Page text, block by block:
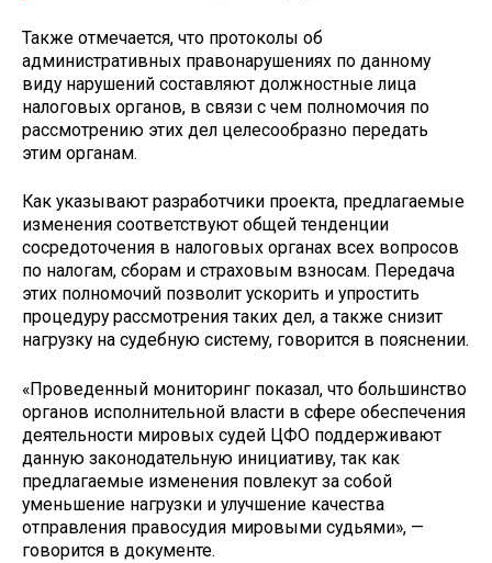
Также отмечается, что протоколы об
административных правонарушениях по данному
виду нарушений составляют должностные лица
налоговых органов, в связи с чем полномочия по
рассмотрению этих дел целесообразно передать
этим органам.
Как указывают разработчики проекта, предлагаемые
изменения соответствуют общей тенденции
сосредоточения в налоговых органах всех вопросов
по налогам, сборам и страховым взносам. Передача
этих полномочий позволит ускорить и упростить
процедуру рассмотрения таких дел, а также снизит
нагрузку на судебную систему, говорится в пояснении.
«Проведенный мониторинг показал, что большинство
органов исполнительной власти в сфере обеспечения
деятельности мировых судей ЦФО поддерживают
данную законодательную инициативу, так как
предлагаемые изменения повлекут за собой
уменьшение нагрузки и улучшение качества
отправления правосудия мировыми судьями», —
говорится в документе.